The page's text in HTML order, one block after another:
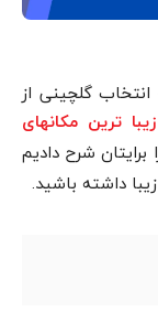
گلچینی از
زیبا ترین مکانهای
شرح دادیم
داشته باشید.